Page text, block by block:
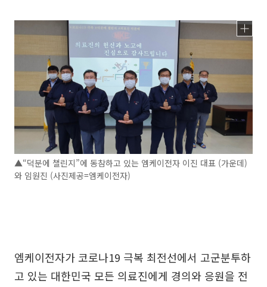
▲“덕분에 챌린지”에 동참하고 있는 엠케이전자 이진 대표 (가운데)
와 임원진 (사진제공=엠케이전자)
엠케이전자가 코로나19 극복 최전선에서 고군분투하
고 있는 대한민국 모든 의료진에게 경의와 응원을 전